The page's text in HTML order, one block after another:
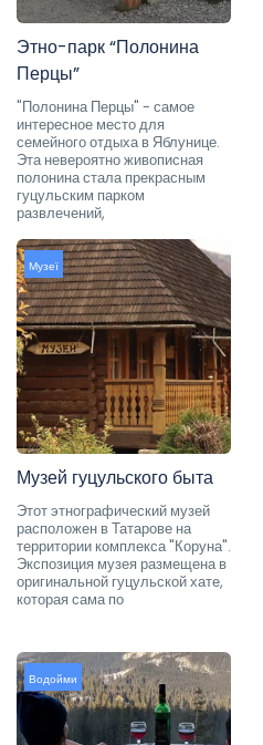
Этно-парк “Полонина
Перцы”
"Полонина Перцы" - самое
интересное место для
семейного отдыха в Яблунице.
Эта невероятно живописная
полонина стала прекрасным
гуцульским парком
развлечений,
Музеї
Музей гуцульского быта
Этот этнографический музей
расположен в Татарове на
территории комплекса "Коруна".
Экспозиция музея размещена в
оригинальной гуцульской хате,
которая сама по
Водойми